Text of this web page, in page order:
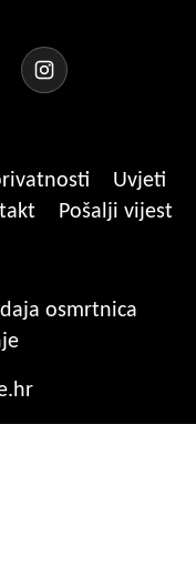
Uvjeti
Pošalji vijest
osmrtnica